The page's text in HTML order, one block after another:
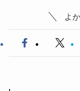
よ